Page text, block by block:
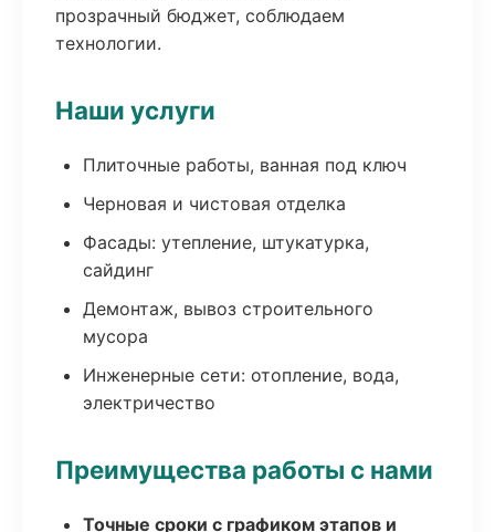
прозрачный бюджет, соблюдаем
технологии.
Наши услуги
Плиточные работы, ванная под ключ
Черновая и чистовая отделка
Фасады: утепление, штукатурка,
сайдинг
Демонтаж, вывоз строительного
мусора
Инженерные сети: отопление, вода,
электричество
Преимущества работы с нами
Точные сроки с графиком этапов и